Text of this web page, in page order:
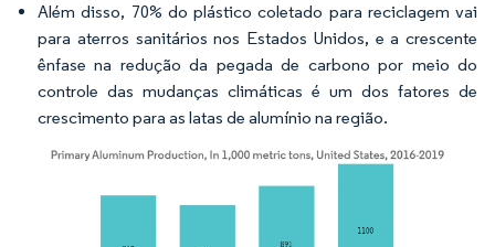
Além disso, 70% do plástico coletado para reciclagem vai
para aterros sanitários nos Estados Unidos, e a crescente
ênfase na redução da pegada de carbono por meio do
controle das mudanças climáticas é um dos fatores de
crescimento para as latas de alumínio na região.